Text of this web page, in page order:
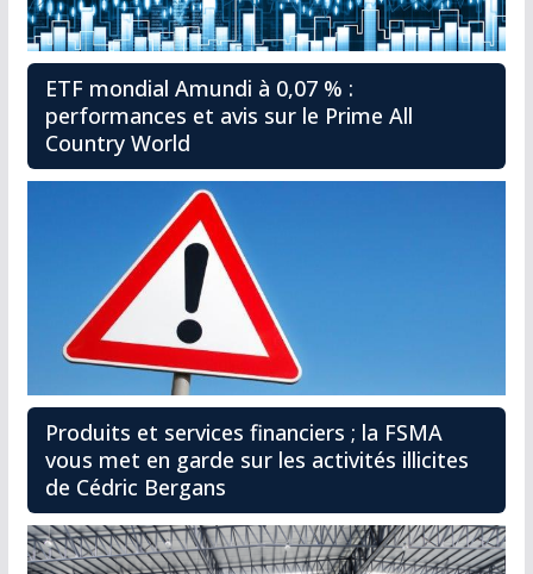
ETF mondial Amundi à 0,07 % :
performances et avis sur le Prime All
Country World
Produits et services financiers ; la FSMA
vous met en garde sur les activités illicites
de Cédric Bergans